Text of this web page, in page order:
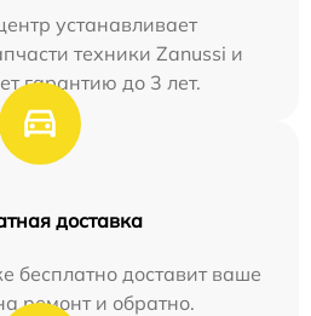
устанавливает
техники Zanussi и
гарантию до 3 лет.
доставка
бесплатно доставит ваше
ремонт и обратно.